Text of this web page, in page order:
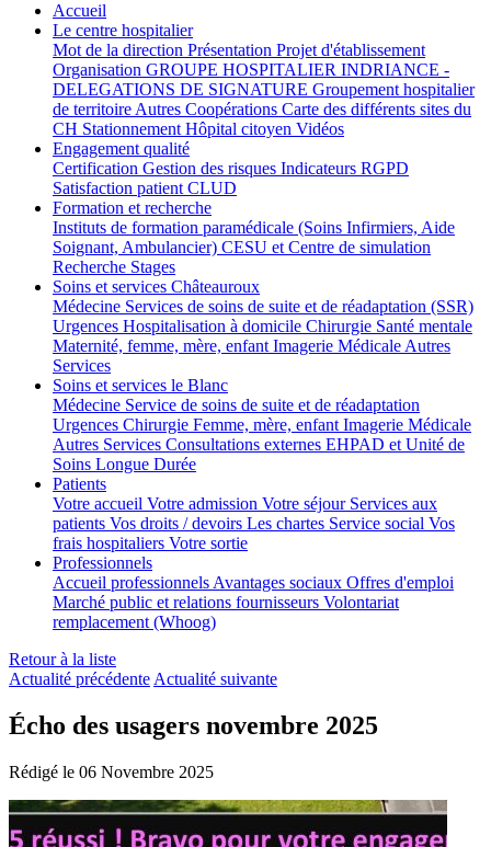
Accueil
Le centre hospitalier
Mot de la direction Présentation Projet d'établissement
Organisation GROUPE HOSPITALIER INDRIANCE -
DELEGATIONS DE SIGNATURE Groupement hospitalier
de territoire Autres Coopérations Carte des différents sites du
CH Stationnement Hôpital citoyen Vidéos
Engagement qualité
Certification Gestion des risques Indicateurs RGPD
Satisfaction patient CLUD
Formation et recherche
Instituts de formation paramédicale (Soins Infirmiers, Aide
Soignant, Ambulancier) CESU et Centre de simulation
Recherche Stages
Soins et services Châteauroux
Médecine Services de soins de suite et de réadaptation (SSR)
Urgences Hospitalisation à domicile Chirurgie Santé mentale
Maternité, femme, mère, enfant Imagerie Médicale Autres
Services
Soins et services le Blanc
Médecine Service de soins de suite et de réadaptation
Urgences Chirurgie Femme, mère, enfant Imagerie Médicale
Autres Services Consultations externes EHPAD et Unité de
Soins Longue Durée
Patients
Votre accueil Votre admission Votre séjour Services aux
patients Vos droits / devoirs Les chartes Service social Vos
frais hospitaliers Votre sortie
Professionnels
Accueil professionnels Avantages sociaux Offres d'emploi
Marché public et relations fournisseurs Volontariat
remplacement (Whoog)
Retour à la liste
Actualité précédente Actualité suivante
Écho des usagers novembre 2025
Rédigé le 06 Novembre 2025